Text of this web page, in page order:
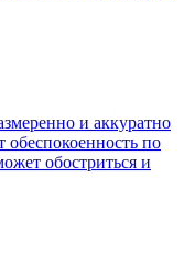
и аккуратно
обеспокоенность по
обостриться и